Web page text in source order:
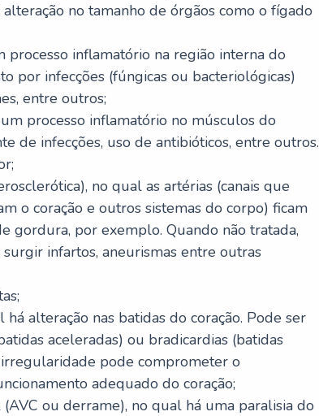
no tamanho de órgãos como o fígado
processo inflamatório na região interna do
por infecções (fúngicas ou bacteriológicas)
entre outros;
processo inflamatório no músculos do
de infecções, uso de antibióticos, entre outros.
no qual as artérias (canais que
o coração e outros sistemas do corpo) ficam
gordura, por exemplo. Quando não tratada,
infartos, aneurismas entre outras
alteração nas batidas do coração. Pode ser
aceleradas) ou bradicardias (batidas
irregularidade pode comprometer o
adequado do coração;
ou derrame), no qual há uma paralisia do